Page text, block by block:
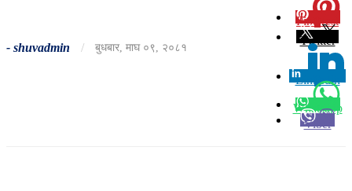
- shuvadmin / बुधबार, माघ ०९, २०८१
Pinterest
Twitter
Linkedin
0
Whatsapp
Viber